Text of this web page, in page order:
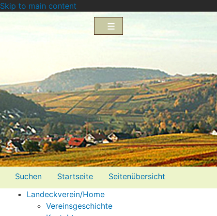
Skip to main content
Menü2
Suchen Startseite
Seitenübersicht
Impressum
Datenschutzerklärung
Landeckverein/Home
Vereinsgeschichte